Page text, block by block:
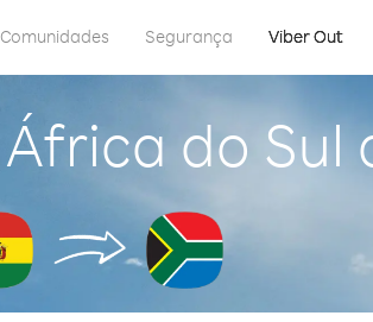
Comunidades Segurança Viber Out
do Sul